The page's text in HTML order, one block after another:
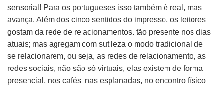
sensorial! Para os portugueses isso também é real, mas
avança. Além dos cinco sentidos do impresso, os leitores
gostam da rede de relacionamentos, tão presente nos dias
atuais; mas agregam com sutileza o modo tradicional de
se relacionarem, ou seja, as redes de relacionamento, as
redes sociais, não são só virtuais, elas existem de forma
presencial, nos cafés, nas esplanadas, no encontro físico